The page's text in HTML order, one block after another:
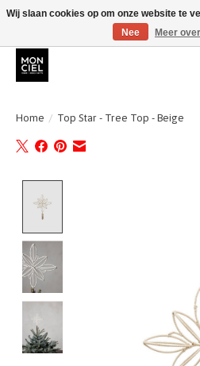
BE + NL : GRATIS VERZENDING van 31/07
Home / Top Star - Tree Top - Beige
Wij slaan cookies op om onze website te
Nee
Meer